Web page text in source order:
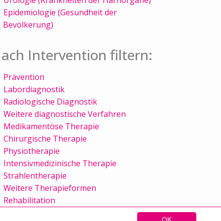
OK
Epidemiologie (Gesundheit der
Bevölkerung)
Intervention filtern:
Prävention
Labordiagnostik
Radiologische Diagnostik
Weitere diagnostische Verfahren
Medikamentöse Therapie
Chirurgische Therapie
Physiotherapie
Intensivmedizinische Therapie
Strahlentherapie
Weitere Therapieformen
Rehabilitation